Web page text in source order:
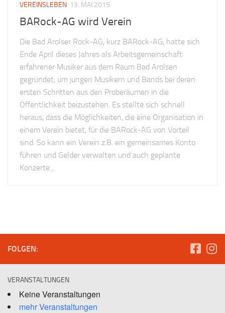
VEREINSLEBEN 13. MAI 2015
BARock-AG wird Verein
Die Bad Arolser Rock-AG, kurz BARock-AG, hatte sich
Ende April dieses Jahres als Arbeitsgemeinschaft
erfahrener Musiker aus dem Raum Bad Arolsen
gegründet, um jungen Musikern und Bands bei deren
ersten Schritten aus den Proberäumen in die
Öffentlichkeit beizustehen. Es stellte sich schnell
heraus, dass die Möglichkeiten, die eine Organisation in
einem Verein bietet, für die BARock-AG von Vorteil
sind. So kann ein Verein z.B. ein gemeinsames Konto
führen und Gelder verwalten und auch geplante
Konzerte...
FOLGEN:
VERANSTALTUNGEN
Keine Veranstaltungen
mehr Veranstaltungen